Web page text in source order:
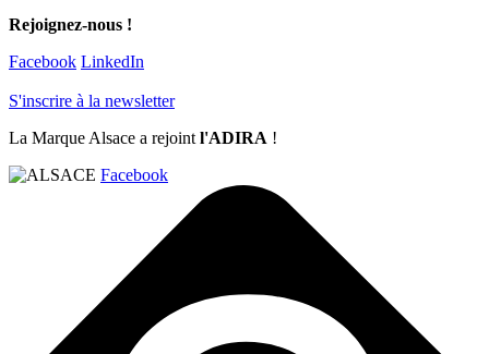
Rejoignez-nous !
Facebook LinkedIn
S'inscrire à la newsletter
La Marque Alsace a rejoint l'ADIRA !
Facebook